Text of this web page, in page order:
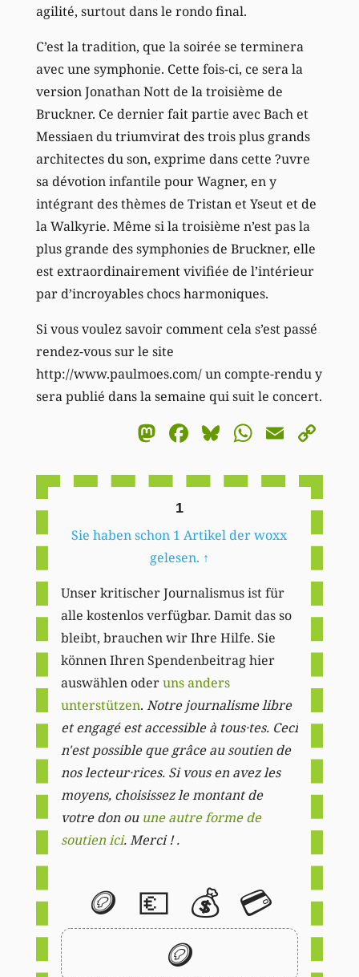
agilité, surtout dans le rondo final.
C’est la tradition, que la soirée se terminera
avec une symphonie. Cette fois-ci, ce sera la
version Jonathan Nott de la troisième de
Bruckner. Ce dernier fait partie avec Bach et
Messiaen du triumvirat des trois plus grands
architectes du son, exprime dans cette ?uvre
sa dévotion infantile pour Wagner, en y
intégrant des thèmes de Tristan et Yseut et de
la Walkyrie. Même si la troisième n’est pas la
plus grande des symphonies de Bruckner, elle
est extraordinairement vivifiée de l’intérieur
par d’incroyables chocs harmoniques.
Si vous voulez savoir comment cela s’est passé
rendez-vous sur le site
http://www.paulmoes.com/ un compte-rendu y
sera publié dans la semaine qui suit le concert.
Mastodon
Facebook
BlueskyEmail
1
Sie haben schon 1 Artikel der woxx
gelesen. ↑
Unser kritischer Journalismus ist für
alle kostenlos verfügbar. Damit das so
bleibt, brauchen wir Ihre Hilfe. Sie
können Ihren Spendenbeitrag hier
auswählen oderuns anders
unterstützen. Notre journalisme libre
et engagé est accessible à tous·tes. Ceci
n'est possible que grâce au soutien de
nos lecteur·rices. Si vous en avez les
moyens, choisissez le montant de
votre don ou une autre forme de
soutien ici. Merci ! .
🪙 💶 💰 💳
🪙